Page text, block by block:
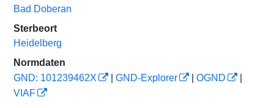
Bad Doberan
Sterbeort
Heidelberg
Normdaten
GND: 101239462X
GND-Explorer OGND
VIAF